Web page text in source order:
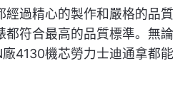
經過精心的製作和嚴格的品質
都符合最高的品質標準。無論
4130機芯勞力士迪通拿都能